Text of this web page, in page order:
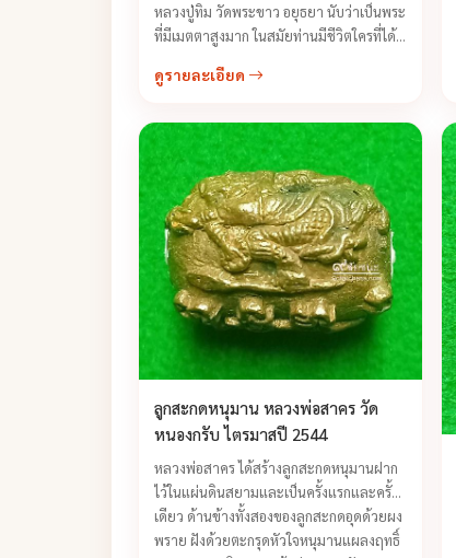
หลวงปู่ทิม วัดพระขาว อยุธยา นับว่าเป็นพระ
ที่มีเมตตาสูงมาก ในสมัยท่านมีชีวิตใครที่ได้
กลับมาอีก เพราะท่านให้การต้อนรับทุกคน
ดูรายละเอียด
ลูกสะกดหนุมาน หลวงพ่อสาคร วัด
หนองกรับ ไตรมาสปี 2544
หลวงพ่อสาคร ได้สร้างลูกสะกดหนุมานฝาก
ไว้ในแผ่นดินสยามและเป็นครั้งแรกและครั้ง
เดียว ด้านข้างทั้งสองของลูกสะกดอุดด้วยผง
พราย ฝังด้วยตะกรุดหัวใจหนุมานแผลงฤทธิ์